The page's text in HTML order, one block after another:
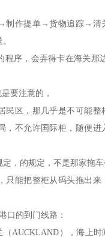
作提单→货物追踪→清
程序，会弄得卡在海关那
要注意的，
民区，那几乎是不可能整
，不允许国际柜，随便进
，的规定，不是那家拖车
只能把整柜从码头拖出来
口的到门线路：
（AUCKLAND），海上时